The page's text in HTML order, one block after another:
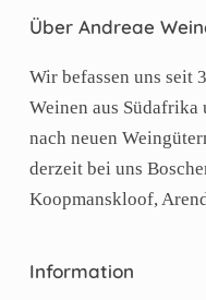
Über Andreae
Wir befassen uns seit
Weinen aus Südafrika
nach neuen
derzeit bei uns
Koopmanskloof,
Information